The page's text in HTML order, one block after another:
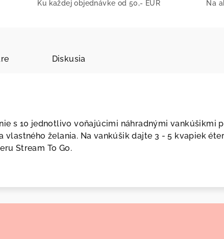
Ku každej objednávke od 50,- EUR Na
Diskusia
s 10 jednotlivo voňajúcimi náhradnými vankúšikmi
vlastného želania. Na vankúšik dajte 3 - 5 kvapiek
Stream To Go.